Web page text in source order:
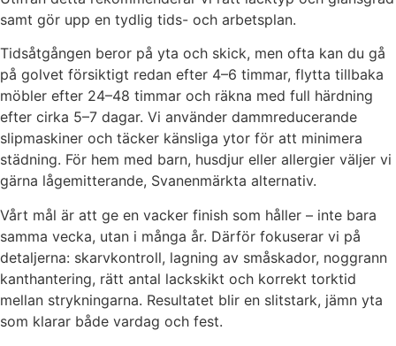
samt gör upp en tydlig tids- och arbetsplan.
Tidsåtgången beror på yta och skick, men ofta kan du gå
på golvet försiktigt redan efter 4–6 timmar, flytta tillbaka
möbler efter 24–48 timmar och räkna med full härdning
efter cirka 5–7 dagar. Vi använder dammreducerande
slipmaskiner och täcker känsliga ytor för att minimera
städning. För hem med barn, husdjur eller allergier väljer vi
gärna lågemitterande, Svanenmärkta alternativ.
Vårt mål är att ge en vacker finish som håller – inte bara
samma vecka, utan i många år. Därför fokuserar vi på
detaljerna: skarvkontroll, lagning av småskador, noggrann
kanthantering, rätt antal lackskikt och korrekt torktid
mellan strykningarna. Resultatet blir en slitstark, jämn yta
som klarar både vardag och fest.